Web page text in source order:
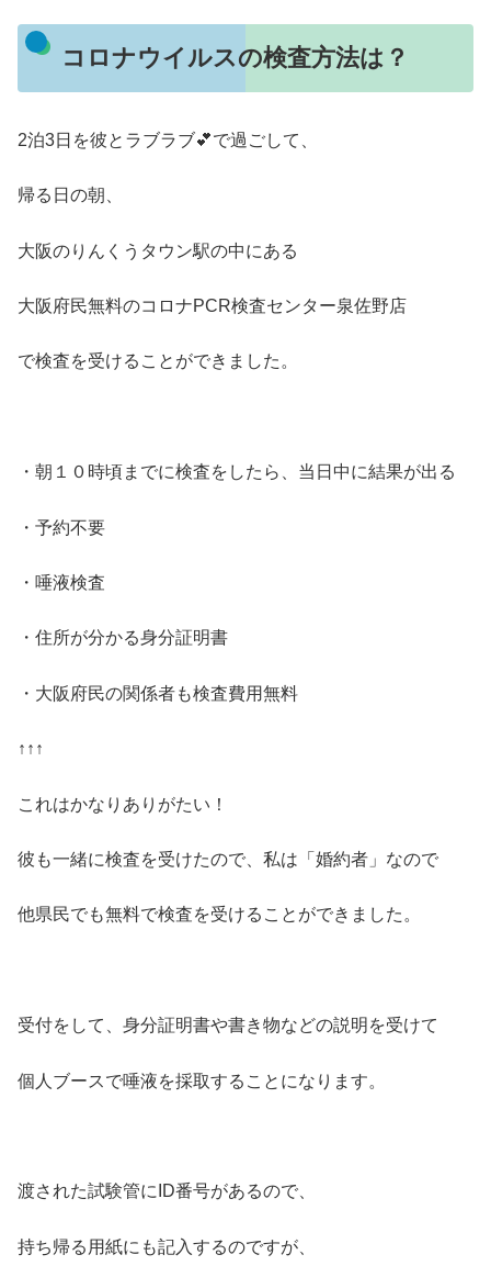
コロナウイルスの検査方法は？
2泊3日を彼とラブラブ💕で過ごして、
帰る日の朝、
大阪のりんくうタウン駅の中にある
大阪府民無料のコロナPCR検査センター泉佐野店
で検査を受けることができました。
・朝１０時頃までに検査をしたら、当日中に結果が出る
・予約不要
・唾液検査
・住所が分かる身分証明書
・大阪府民の関係者も検査費用無料
↑↑↑
これはかなりありがたい！
彼も一緒に検査を受けたので、私は「婚約者」なので
他県民でも無料で検査を受けることができました。
受付をして、身分証明書や書き物などの説明を受けて
個人ブースで唾液を採取することになります。
渡された試験管にID番号があるので、
持ち帰る用紙にも記入するのですが、